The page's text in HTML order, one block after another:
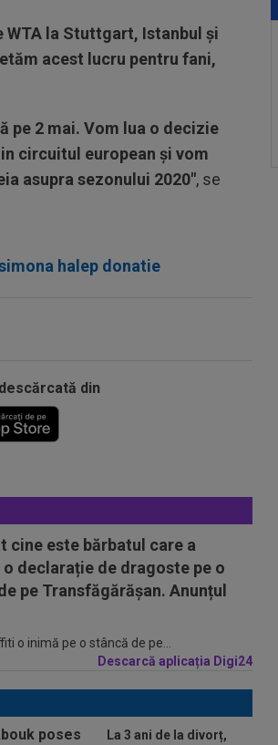
la Stuttgart, Istanbul și
acest lucru pentru fani,
pe 2 mai. Vom lua o decizie
circuitul european și vom
asupra sezonului 2020", se
halep donatie
din
cine este bărbatul care a
o declarație de dragoste pe o
pe Transfăgărășan. Anunțul
o inimă pe o stâncă de pe...
Descarcă aplicația Digi24
La 3 ani de la divorț,